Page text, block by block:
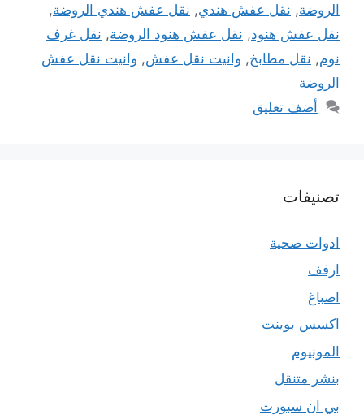
الروضة, نقل عفش هندي, نقل عفش هندي الروضة,
نقل عفش هنود, نقل عفش هنود الروضة, نقل غرف
نوم, نقل مطابخ, وانيت نقل عفش, وانيت نقل عفش
الروضة
أضف تعليق
تصنيفات
ادوات صحية
ارفف
اصباغ
اكسس بوينت
المونيوم
بنشر متنقل
بي ان سبورت